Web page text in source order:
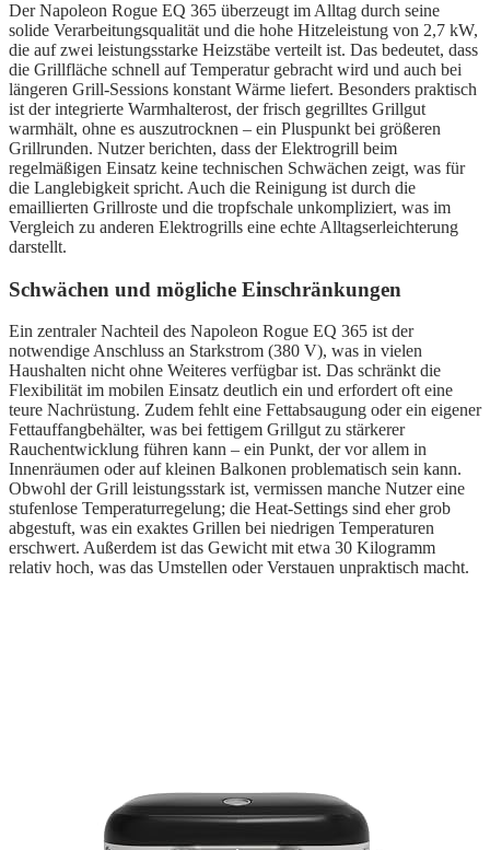
Der Napoleon Rogue EQ 365 überzeugt im Alltag durch seine
solide Verarbeitungsqualität und die hohe Hitzeleistung von 2,7 kW,
die auf zwei leistungsstarke Heizstäbe verteilt ist. Das bedeutet, dass
die Grillfläche schnell auf Temperatur gebracht wird und auch bei
längeren Grill-Sessions konstant Wärme liefert. Besonders praktisch
ist der integrierte Warmhalterost, der frisch gegrilltes Grillgut
warmhält, ohne es auszutrocknen – ein Pluspunkt bei größeren
Grillrunden. Nutzer berichten, dass der Elektrogrill beim
regelmäßigen Einsatz keine technischen Schwächen zeigt, was für
die Langlebigkeit spricht. Auch die Reinigung ist durch die
emaillierten Grillroste und die tropfschale unkompliziert, was im
Vergleich zu anderen Elektrogrills eine echte Alltagserleichterung
darstellt.
Schwächen und mögliche Einschränkungen
Ein zentraler Nachteil des Napoleon Rogue EQ 365 ist der
notwendige Anschluss an Starkstrom (380 V), was in vielen
Haushalten nicht ohne Weiteres verfügbar ist. Das schränkt die
Flexibilität im mobilen Einsatz deutlich ein und erfordert oft eine
teure Nachrüstung. Zudem fehlt eine Fettabsaugung oder ein eigener
Fettauffangbehälter, was bei fettigem Grillgut zu stärkerer
Rauchentwicklung führen kann – ein Punkt, der vor allem in
Innenräumen oder auf kleinen Balkonen problematisch sein kann.
Obwohl der Grill leistungsstark ist, vermissen manche Nutzer eine
stufenlose Temperaturregelung; die Heat-Settings sind eher grob
abgestuft, was ein exaktes Grillen bei niedrigen Temperaturen
erschwert. Außerdem ist das Gewicht mit etwa 30 Kilogramm
relativ hoch, was das Umstellen oder Verstauen unpraktisch macht.